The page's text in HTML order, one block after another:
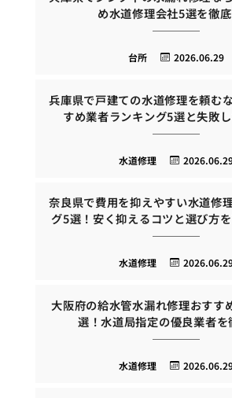
め水道修理会社5選を徹
2026.06.29
台所
兵庫県で戸建ての水道修理を頼む
すめ業者ランキング5選と失敗
水道修理
奈良県で費用を抑えやすい水道修
グ5選！安く抑えるコツと選び方
水道修理
大阪府の給水管水漏れ修理おすす
選！水道局指定の優良業者を
水道修理